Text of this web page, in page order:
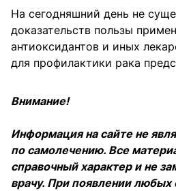
На сегодняшний день не
доказательств пользы
антиоксидантов и иных
для профилактики рака
Внимание!
Информация на сайте не
по самолечению. Все
справочный характер и не
врачу. При появлении